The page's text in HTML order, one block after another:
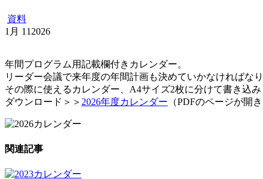
資料
1月 11 2026
年間プログラム用記載欄付きカレンダー。
リーダー会議で来年度の年間計画も決めていかなければなり
その際に使えるカレンダー、A4サイズ2枚に分けて書き込
ダウンロード＞＞ 2026年度カレンダー （PDFのページが開き
関連記事